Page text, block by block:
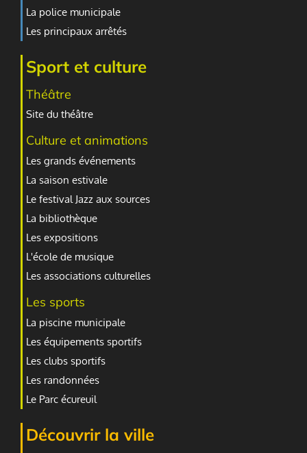
La police municipale
Les principaux arrêtés
Sport et culture
Théâtre
Site du théâtre
Culture et animations
Les grands événements
La saison estivale
Le festival Jazz aux sources
La bibliothèque
Les expositions
L'école de musique
Les associations culturelles
Les sports
La piscine municipale
Les équipements sportifs
Les clubs sportifs
Les randonnées
Le Parc écureuil
Découvrir la ville